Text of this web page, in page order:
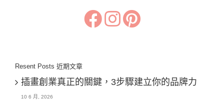
Resent Posts 近期文章
插畫創業真正的關鍵，3步驟建立你的品牌力
10 6 月, 2026